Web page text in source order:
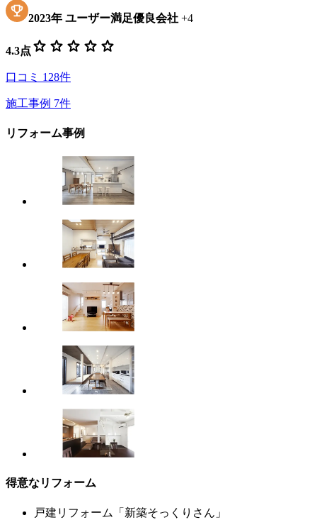
2023年 ユーザー満足優良会社 +4
4.3点 star star star star star
口コミ 128件
施工事例 7件
リフォーム事例
得意なリフォーム
戸建リフォーム「新築そっくりさん」